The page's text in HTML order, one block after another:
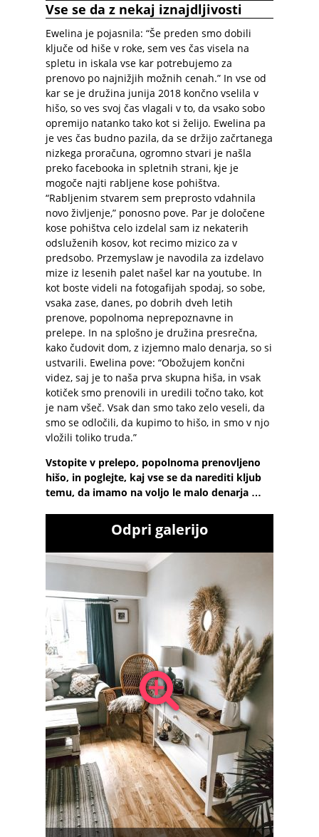
Vse se da z nekaj iznajdljivosti
Ewelina je pojasnila: “Še preden smo dobili
ključe od hiše v roke, sem ves čas visela na
spletu in iskala vse kar potrebujemo za
prenovo po najnižjih možnih cenah.” In vse od
kar se je družina junija 2018 končno vselila v
hišo, so ves svoj čas vlagali v to, da vsako sobo
opremijo natanko tako kot si želijo. Ewelina pa
je ves čas budno pazila, da se držijo začrtanega
nizkega proračuna, ogromno stvari je našla
preko facebooka in spletnih strani, kje je
mogoče najti rabljene kose pohištva.
“Rabljenim stvarem sem preprosto vdahnila
novo življenje,” ponosno pove. Par je določene
kose pohištva celo izdelal sam iz nekaterih
odsluženih kosov, kot recimo mizico za v
predsobo. Przemyslaw je navodila za izdelavo
mize iz lesenih palet našel kar na youtube. In
kot boste videli na fotogafijah spodaj, so sobe,
vsaka zase, danes, po dobrih dveh letih
prenove, popolnoma neprepoznavne in
prelepe. In na splošno je družina presrečna,
kako čudovit dom, z izjemno malo denarja, so si
ustvarili. Ewelina pove: “Obožujem končni
videz, saj je to naša prva skupna hiša, in vsak
kotiček smo prenovili in uredili točno tako, kot
je nam všeč. Vsak dan smo tako zelo veseli, da
smo se odločili, da kupimo to hišo, in smo v njo
vložili toliko truda.”
Vstopite v prelepo, popolnoma prenovljeno
hišo, in poglejte, kaj vse se da narediti kljub
temu, da imamo na voljo le malo denarja …
Odpri galerijo